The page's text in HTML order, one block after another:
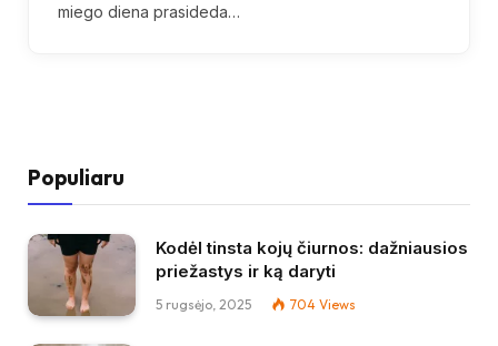
miego diena prasideda…
Populiaru
Kodėl tinsta kojų čiurnos: dažniausios
priežastys ir ką daryti
5 rugsėjo, 2025 704 Views